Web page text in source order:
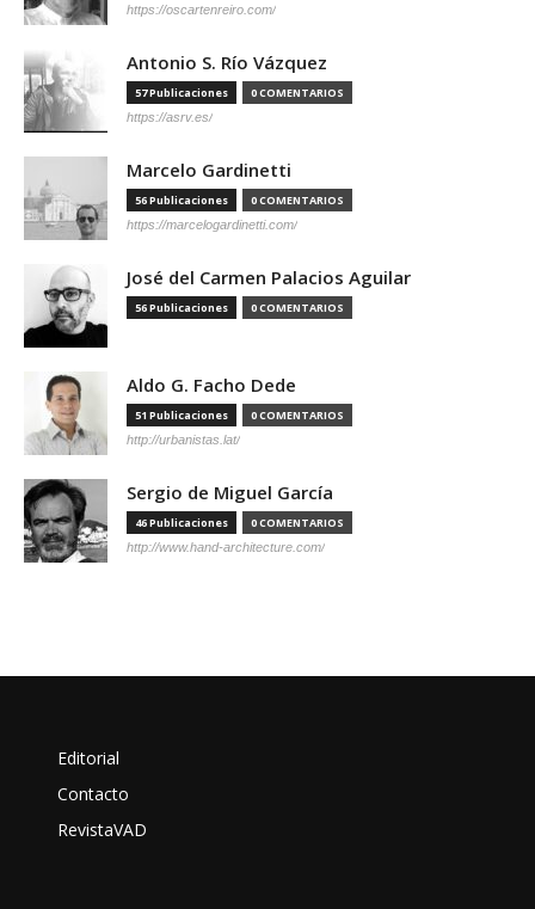
https://oscartenreiro.com/
Antonio S. Río Vázquez
57 Publicaciones 0 COMENTARIOS
https://asrv.es/
Marcelo Gardinetti
56 Publicaciones 0 COMENTARIOS
https://marcelogardinetti.com/
José del Carmen Palacios Aguilar
56 Publicaciones 0 COMENTARIOS
Aldo G. Facho Dede
51 Publicaciones 0 COMENTARIOS
http://urbanistas.lat/
Sergio de Miguel García
46 Publicaciones 0 COMENTARIOS
http://www.hand-architecture.com/
Editorial
Contacto
RevistaVAD